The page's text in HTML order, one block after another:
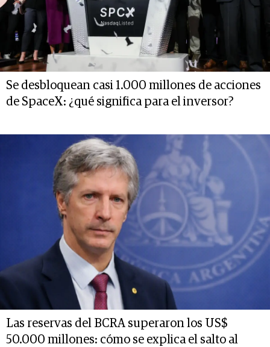
Se desbloquean casi 1.000 millones de acciones
de SpaceX: ¿qué significa para el inversor?
Las reservas del BCRA superaron los US$
50.000 millones: cómo se explica el salto al